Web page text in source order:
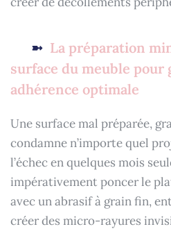
La préparation
surface du meuble pour
adhérence optimale
Une surface mal préparée,
condamne n’importe quel
l’échec en quelques mois
impérativement poncer le
avec un abrasif à grain fin,
créer des micro-rayures